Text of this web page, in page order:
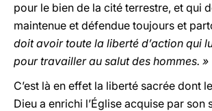
pour le bien de la cité terrestre, et qui
maintenue et défendue toujours et
doit avoir toute la liberté d’action qui
pour travailler au salut des hommes. »
C’est là en effet la liberté sacrée dont
Dieu a enrichi l’Église acquise par son